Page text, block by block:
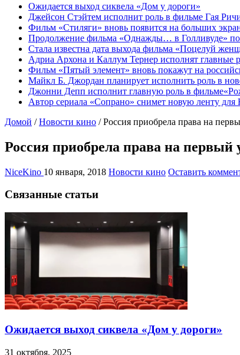
Ожидается выход сиквела «Дом у дороги»
Джейсон Стэйтем исполнит роль в фильме Гая
Фильм «Стиляги» вновь появится на больших
Продолжение фильма «Однажды… в Голливуде»
Стала известна дата выхода фильма «Поцелуй
Адриа Архона и Каллум Тернер исполнят главные
Фильм «Пятый элемент» вновь покажут на
Майкл Б. Джордан планирует исполнить роль в
Джонни Депп исполнит главную роль в
Автор сериала «Сопрано» снимет новую ленту для
Домой / Новости кино / Россия приобрела права на
Россия приобрела права на
NiceKino 10 января, 2018 Новости кино Оставить
Связанные статьи
Ожидается выход сиквела «Дом у дороги»
31 октября, 2025